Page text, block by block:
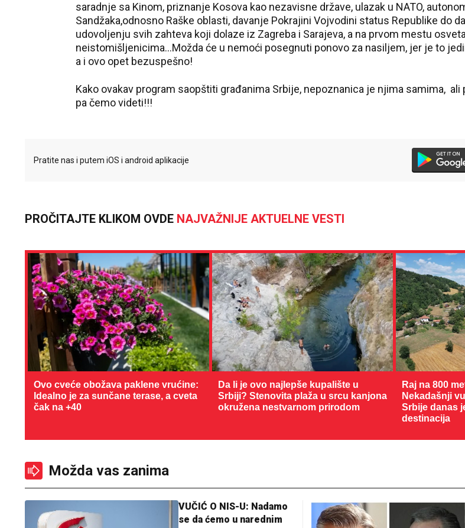
saradnje sa Kinom, priznanje Kosova kao nezavisne države, ulazak u NATO,
Sandžaka,odnosno Raške oblasti, davanje Pokrajini Vojvodini status Republike do
udovoljenju svih zahteva koji dolaze iz Zagreba i Sarajeva, a na prvom mestu
neistomišljenicima...Možda će u nemoći posegnuti ponovo za nasiljem, jer je to
a i ovo opet bezuspešno!
Kako ovakav program saopštiti građanima Srbije, nepoznanica je njima samima, ali
pa čemo videti!!!
Pratite nas i putem iOS i android aplikacije
PROČITAJTE KLIKOM OVDE NAJVAŽNIJE AKTUELNE VESTI
Ovo cveće obožava paklene vrućine:
Idealno je za sunčane terase, a cveta
čak na +40
Da li je ovo najlepše kupalište u
Srbiji? Stenovita plaža u srcu kanjona
okružena nestvarnom prirodom
Raj na 800
Nekadašnji
Srbije danas
destinacija
Možda vas zanima
VUČIĆ O NIS-U: Nadamo
se da ćemo u narednim